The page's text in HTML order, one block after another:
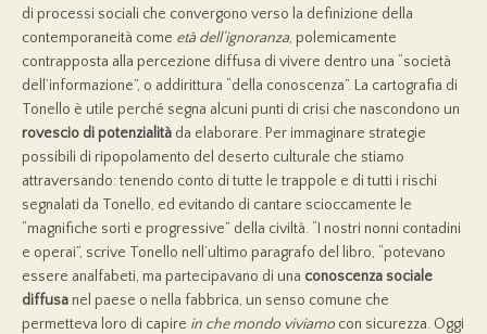
di processi sociali che convergono verso la definizione della
contemporaneità come età dell’ignoranza, polemicamente
contrapposta alla percezione diffusa di vivere dentro una “società
dell’informazione”, o addirittura “della conoscenza”. La cartografia di
Tonello è utile perché segna alcuni punti di crisi che nascondono un
rovescio di potenzialità da elaborare. Per immaginare strategie
possibili di ripopolamento del deserto culturale che stiamo
attraversando: tenendo conto di tutte le trappole e di tutti i rischi
segnalati da Tonello, ed evitando di cantare scioccamente le
“magnifiche sorti e progressive” della civiltà. “I nostri nonni contadini
e operai”, scrive Tonello nell’ultimo paragrafo del libro, “potevano
essere analfabeti, ma partecipavano di una conoscenza sociale
diffusa nel paese o nella fabbrica, un senso comune che
permetteva loro di capire in che mondo viviamo con sicurezza. Oggi